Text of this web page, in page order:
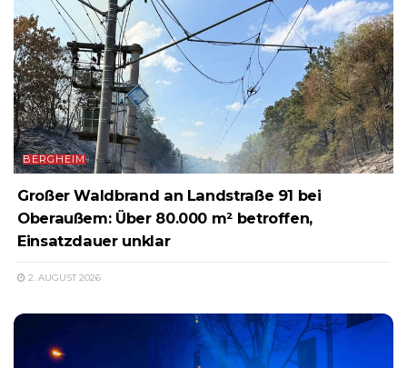
BERGHEIM
Großer Waldbrand an Landstraße 91 bei
Oberaußem: Über 80.000 m² betroffen,
Einsatzdauer unklar
2. AUGUST 2026